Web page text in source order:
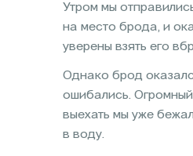
Утром мы
на место брода, и
уверены взять его
Однако брод
ошибались.
выехать мы уже
в воду.